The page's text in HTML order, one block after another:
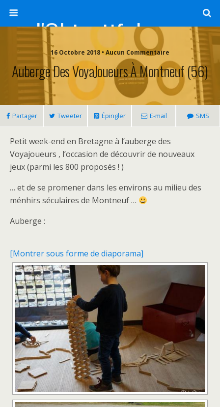
l'Objectif de Clairette
16 Octobre 2018 • Aucun Commentaire
Auberge Des VoyaJoueurs À Montneuf (56)
Partager Tweeter Épingler E-mail SMS
Petit week-end en Bretagne à l’auberge des
Voyajoueurs , l’occasion de découvrir de nouveaux
jeux (parmi les 800 proposés ! )
… et de se promener dans les environs au milieu des
ménhirs séculaires de Montneuf …
Auberge :
[Montrer sous forme de diaporama]